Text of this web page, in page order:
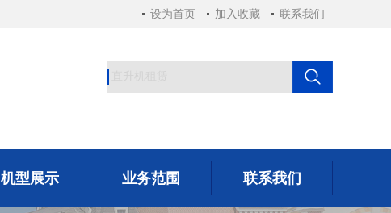
设为首页 加入收藏 联系我们
机型展示 业务范围 联系我们